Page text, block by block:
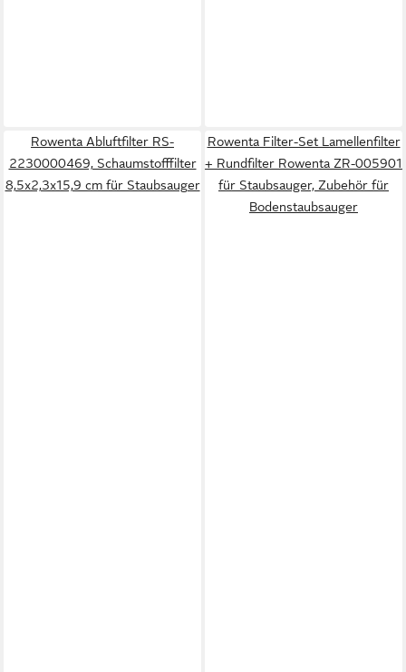
Rowenta Abluftfilter RS-
2230000469, Schaumstofffilter
8,5x2,3x15,9 cm für Staubsauger
Rowenta Filter-Set Lamellenfilter
+ Rundfilter Rowenta ZR-005901
für Staubsauger, Zubehör für
Bodenstaubsauger